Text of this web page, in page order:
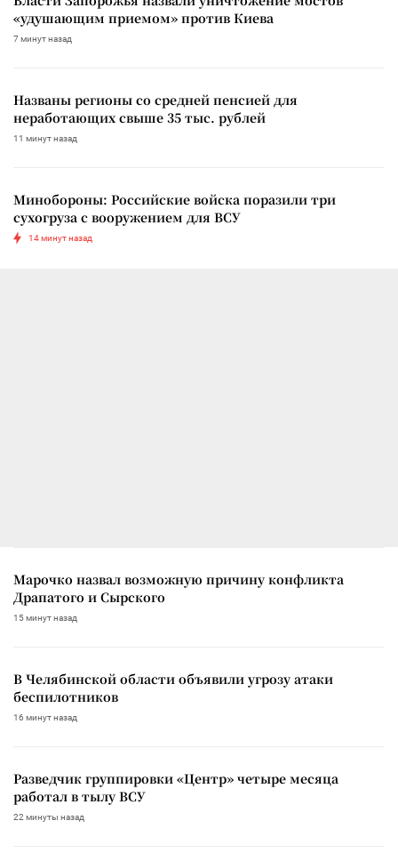
«удушающим приемом» против Киева
7 минут назад
Названы регионы со средней пенсией для
неработающих свыше 35 тыс. рублей
11 минут назад
Минобороны: Российские войска поразили три
сухогруза с вооружением для ВСУ
14 минут назад
Марочко назвал возможную причину конфликта
Драпатого и Сырского
15 минут назад
В Челябинской области объявили угрозу атаки
беспилотников
16 минут назад
Разведчик группировки «Центр» четыре месяца
работал в тылу ВСУ
22 минуты назад